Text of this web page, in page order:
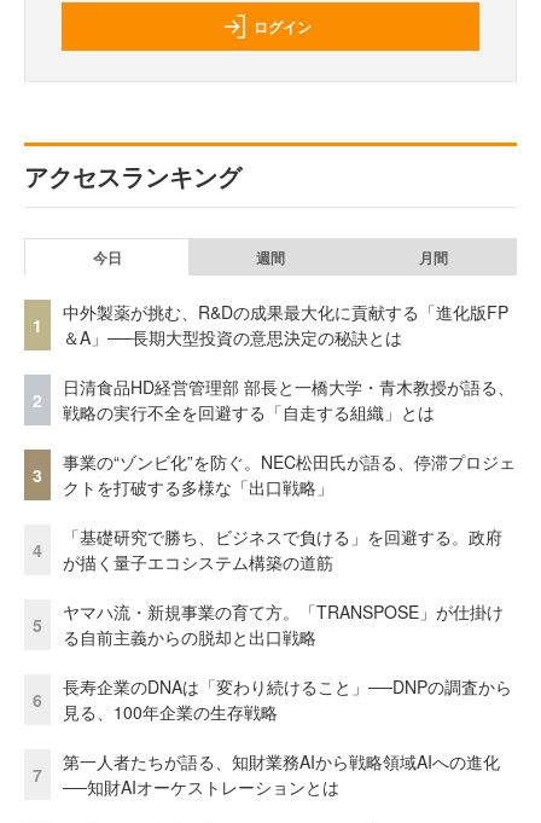
ログイン
アクセスランキング
今日 週間 月間
1
中外製薬が挑む、R&Dの成果最大化に貢献する「進化版FP
＆A」──長期大型投資の意思決定の秘訣とは
2
日清食品HD経営管理部 部長と一橋大学・青木教授が語る、
戦略の実行不全を回避する「自走する組織」とは
3
事業の“ゾンビ化”を防ぐ。NEC松田氏が語る、停滞プロジェ
クトを打破する多様な「出口戦略」
4
「基礎研究で勝ち、ビジネスで負ける」を回避する。政府
が描く量子エコシステム構築の道筋
5
ヤマハ流・新規事業の育て方。「TRANSPOSE」が仕掛け
る自前主義からの脱却と出口戦略
6
長寿企業のDNAは「変わり続けること」──DNPの調査から
見る、100年企業の生存戦略
7
第一人者たちが語る、知財業務AIから戦略領域AIへの進化
──知財AIオーケストレーションとは